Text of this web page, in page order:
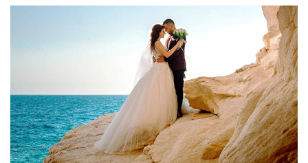
Iedere bruid verdient een jurk die haar
verhaal vertelt. Daarom wordt een trouwjurk
in Noord-Brabant gekozen met aandacht
voor stijl, comfort en gevoel, zodat jij vol
vertrouwen kunt uitkijken naar één van de
mooiste dagen van je leven.
Op deze pagina vind je een compleet